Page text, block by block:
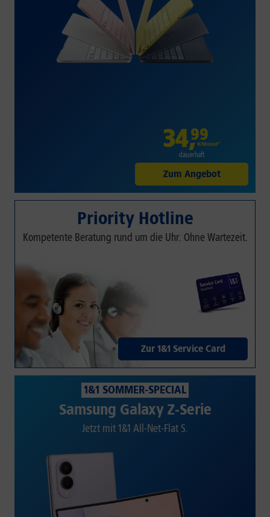
34,99
€/Monat*
dauerhaft
Zum Angebot
Priority Hotline
Kompetente Beratung rund um die Uhr. Ohne Wartezeit.
Zur 1&1 Service Card
1&1 SOMMER-SPECIAL
Samsung Galaxy Z-Serie
Jetzt mit 1&1 All-Net-Flat S.